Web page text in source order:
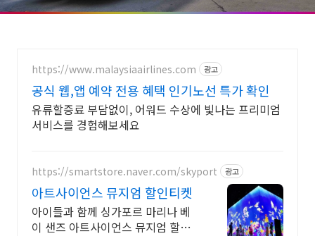
https://www.malaysiaairlines.com 광고
공식 웹,앱 예약 전용 혜택 인기노선 특가 확인
유류할증료 부담없이, 어워드 수상에 빛나는 프리미엄
서비스를 경험해보세요
https://smartstore.naver.com/skyport 광고
아트사이언스 뮤지엄 할인티켓
아이들과 함께 싱가포르 마리나 베
이 샌즈 아트사이언스 뮤지엄 할인